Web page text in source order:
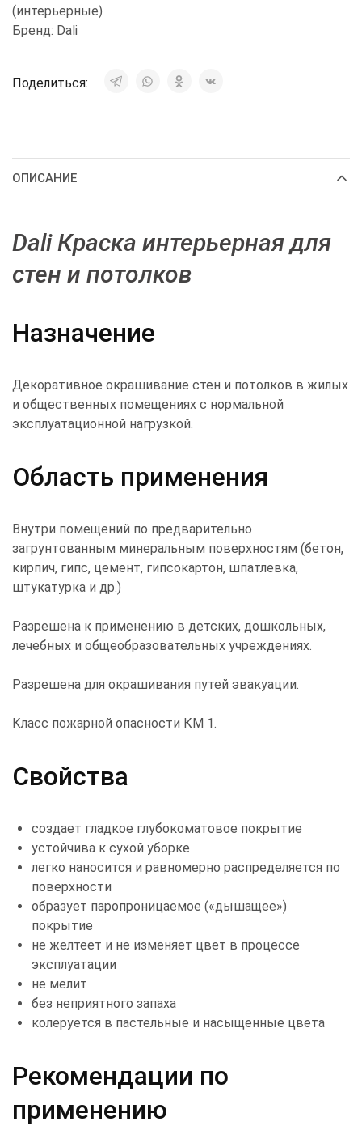
(интерьерные)
Бренд: Dali
Поделиться:
ОПИСАНИЕ
Dali Краска интерьерная для
стен и потолков
Назначение
Декоративное окрашивание стен и потолков в жилых
и общественных помещениях с нормальной
эксплуатационной нагрузкой.
Область применения
Внутри помещений по предварительно
загрунтованным минеральным поверхностям (бетон,
кирпич, гипс, цемент, гипсокартон, шпатлевка,
штукатурка и др.)
Разрешена к применению в детских, дошкольных,
лечебных и общеобразовательных учреждениях.
Разрешена для окрашивания путей эвакуации.
Класс пожарной опасности КМ 1.
Свойства
создает гладкое глубокоматовое покрытие
устойчива к сухой уборке
легко наносится и равномерно распределяется по
поверхности
образует паропроницаемое («дышащее»)
покрытие
не желтеет и не изменяет цвет в процессе
эксплуатации
не мелит
без неприятного запаха
колеруется в пастельные и насыщенные цвета
Рекомендации по
применению